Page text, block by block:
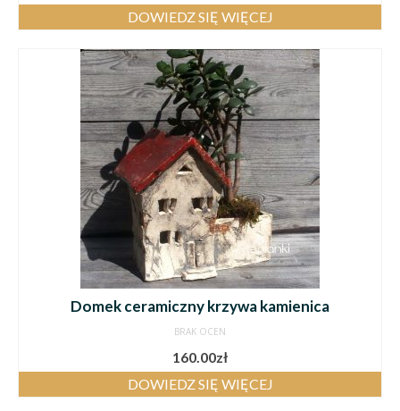
DOWIEDZ SIĘ WIĘCEJ
Domek ceramiczny krzywa kamienica
BRAK OCEN
160.00zł
DOWIEDZ SIĘ WIĘCEJ